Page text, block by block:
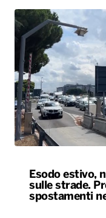
Esodo estivo,
sulle strade.
spostamenti